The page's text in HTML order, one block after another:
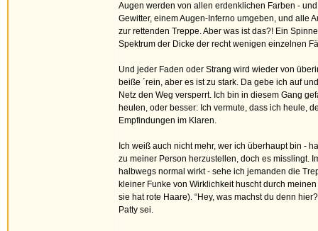
Augen werden von allen erdenklichen Farben -
Gewitter, einem Augen-Inferno umgeben, und alle
zur rettenden Treppe. Aber was ist das?! Ein
Spektrum der Dicke der recht wenigen einzelnen
Und jeder Faden oder Strang wird wieder von
beiße ´rein, aber es ist zu stark. Da gebe ich auf
Netz den Weg versperrt. Ich bin in diesem Gang
heulen, oder besser: Ich vermute, dass ich heule,
Empfindungen im Klaren.
Ich weiß auch nicht mehr, wer ich überhaupt bin -
zu meiner Person herzustellen, doch es misslingt.
halbwegs normal wirkt - sehe ich jemanden die
kleiner Funke von Wirklichkeit huscht durch
sie hat rote Haare). “Hey, was machst du denn
Patty sei.